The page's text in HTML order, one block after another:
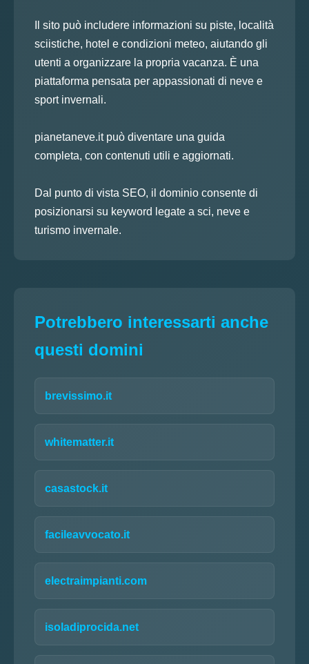
Il sito può includere informazioni su piste, località
sciistiche, hotel e condizioni meteo, aiutando gli
utenti a organizzare la propria vacanza. È una
piattaforma pensata per appassionati di neve e
sport invernali.
pianetaneve.it può diventare una guida
completa, con contenuti utili e aggiornati.
Dal punto di vista SEO, il dominio consente di
posizionarsi su keyword legate a sci, neve e
turismo invernale.
Potrebbero interessarti anche
questi domini
brevissimo.it
whitematter.it
casastock.it
facileavvocato.it
electraimpianti.com
isoladiprocida.net